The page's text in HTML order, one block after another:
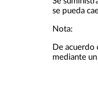
se pueda
Nota:
De acuerdo
mediante